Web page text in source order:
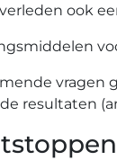
ook
vragen
de resultaten